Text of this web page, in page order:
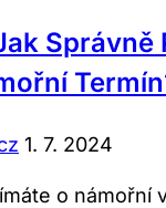
Správně
1. 7. 2024
o námořní